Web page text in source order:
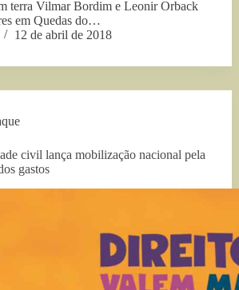
terra Vilmar Bordim e Leonir Orback
em Quedas do…
12 de abril de 2018
civil lança mobilização nacional pela
gastos